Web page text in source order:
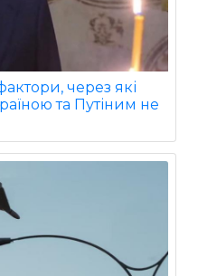
через які
та Путіним не